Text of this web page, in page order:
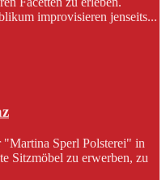
improvisieren jenseits...
"Martina Sperl Polsterei" in
Sitzmöbel zu erwerben, zu